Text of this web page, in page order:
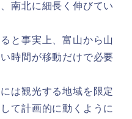
南北に細長く伸びてい
と事実上、富山から山
時間が移動だけで必要
は観光する地域を限定
て計画的に動くように